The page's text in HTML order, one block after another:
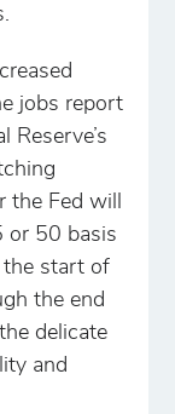
jobs report
Reserve’s
the Fed will
or 50 basis
the start of
the end
delicate
and